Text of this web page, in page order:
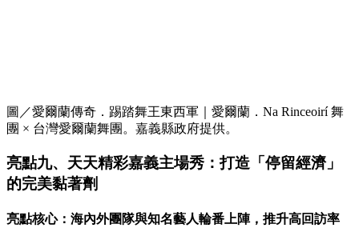
圖／愛爾蘭傳奇．踢踏舞王東西軍｜愛爾蘭．Na Rinceoirí 舞
團 × 台灣愛爾蘭舞團。嘉義縣政府提供。
亮點九、天天精彩嘉義主場秀：打造「停留經濟」
的完美黏著劑
亮點核心：海內外團隊與知名藝人輪番上陣，推升高回訪率